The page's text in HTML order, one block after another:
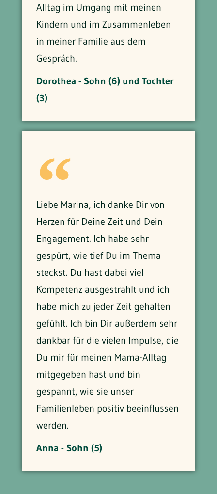
Alltag im Umgang mit meinen
Kindern und im Zusammenleben
in meiner Familie aus dem
Gespräch.
Dorothea - Sohn (6) und Tochter
(3)
Liebe Marina, ich danke Dir von
Herzen für Deine Zeit und Dein
Engagement. Ich habe sehr
gespürt, wie tief Du im Thema
steckst. Du hast dabei viel
Kompetenz ausgestrahlt und ich
habe mich zu jeder Zeit gehalten
gefühlt. Ich bin Dir außerdem sehr
dankbar für die vielen Impulse, die
Du mir für meinen Mama-Alltag
mitgegeben hast und bin
gespannt, wie sie unser
Familienleben positiv beeinflussen
werden.
Anna - Sohn (5)